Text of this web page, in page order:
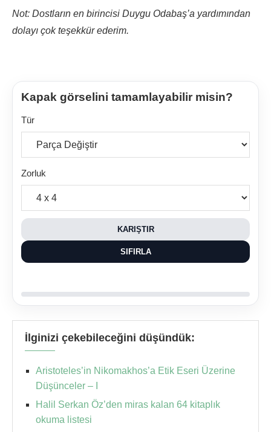
Not: Dostların en birincisi Duygu Odabaş’a yardımından
dolayı çok teşekkür ederim.
Kapak görselini tamamlayabilir misin?
Tür
Zorluk
KARIŞTIR
SIFIRLA
İlginizi çekebileceğini düşündük:
Aristoteles’in Nikomakhos’a Etik Eseri Üzerine
Düşünceler – I
Halil Serkan Öz’den miras kalan 64 kitaplık
okuma listesi